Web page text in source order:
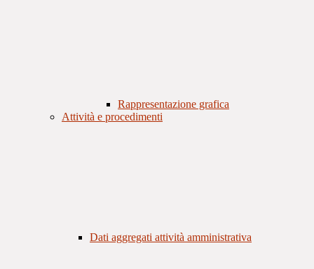
Rappresentazione grafica
Attività e procedimenti
Dati aggregati attività amministrativa